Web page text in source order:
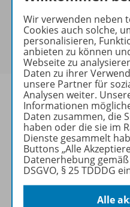
Sie haben ein
Um den für Sie gültigen
sich bitte an.
Informationen
Weitere Inhalte
Wir verwenden neben
Cookies auch solche,
personalisieren,
anbieten zu können
Webseite zu
Daten zu ihrer
unsere Partner für
Analysen weiter.
Informationen
Daten zusammen, die
haben oder die sie im
Dienste gesammelt
Buttons „Alle
Datenerhebung gemäß
DSGVO, § 25 TDDDG
Alle